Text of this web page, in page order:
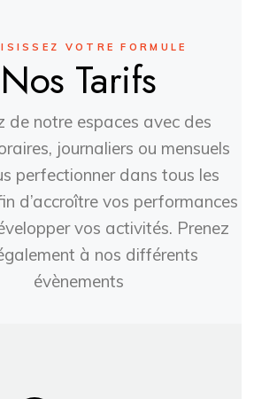
VOTRE FORMULE
Nos Tarifs
de notre espaces avec des
journaliers ou mensuels
perfectionner dans tous les
d’accroître vos performances
vos activités. Prenez
à nos différents
évènements